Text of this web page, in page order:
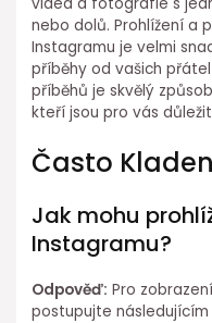
nebo dolů. Prohlížení a
Instagramu je velmi
příběhy od vašich
příběhů je skvělý
kteří jsou pro vás
Často
Jak mohu
Instagramu?
Odpověď: Pro
postupujte následujícím